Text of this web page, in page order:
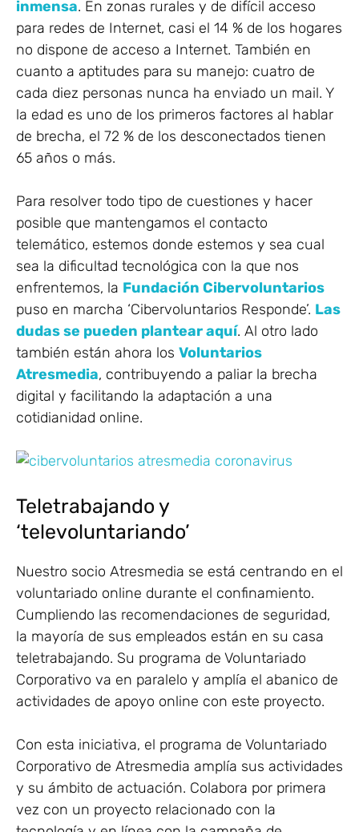
inmensa. En zonas rurales y de difícil acceso
para redes de Internet, casi el 14 % de los hogares
no dispone de acceso a Internet. También en
cuanto a aptitudes para su manejo: cuatro de
cada diez personas nunca ha enviado un mail. Y
la edad es uno de los primeros factores al hablar
de brecha, el 72 % de los desconectados tienen
65 años o más.
Para resolver todo tipo de cuestiones y hacer
posible que mantengamos el contacto
telemático, estemos donde estemos y sea cual
sea la dificultad tecnológica con la que nos
enfrentemos, la Fundación Cibervoluntarios
puso en marcha ‘Cibervoluntarios Responde’. Las
dudas se pueden plantear aquí. Al otro lado
también están ahora los Voluntarios
Atresmedia, contribuyendo a paliar la brecha
digital y facilitando la adaptación a una
cotidianidad online.
Teletrabajando y
‘televoluntariando’
Nuestro socio Atresmedia se está centrando en el
voluntariado online durante el confinamiento.
Cumpliendo las recomendaciones de seguridad,
la mayoría de sus empleados están en su casa
teletrabajando. Su programa de Voluntariado
Corporativo va en paralelo y amplía el abanico de
actividades de apoyo online con este proyecto.
Con esta iniciativa, el programa de Voluntariado
Corporativo de Atresmedia amplía sus actividades
y su ámbito de actuación. Colabora por primera
vez con un proyecto relacionado con la